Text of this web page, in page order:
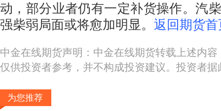
动，部分业者仍有一定补货操作。汽
强柴弱局面或将愈加明显。 返回期货
中金在线期货声明：中金在线期货转载上述内
仅供投资者参考，并不构成投资建议。投资者
为您推荐